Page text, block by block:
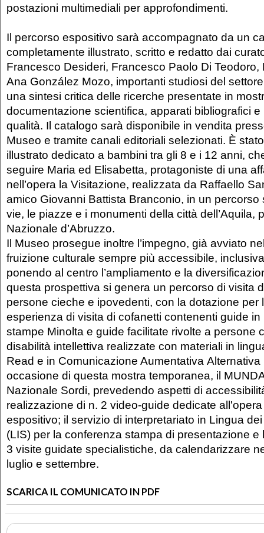
postazioni multimediali per approfondimenti.
Il percorso espositivo sarà accompagnato da un
completamente illustrato, scritto e redatto dai
Francesco Desideri, Francesco Paolo Di Teodoro,
Ana González Mozo, importanti studiosi del
una sintesi critica delle ricerche presentate in
documentazione scientifica, apparati bibliografici
qualità. Il catalogo sarà disponibile in vendita
Museo e tramite canali editoriali selezionati. È
illustrato dedicato a bambini tra gli 8 e i 12 anni,
seguire Maria ed Elisabetta, protagoniste di una
nell’opera la Visitazione, realizzata da Raffaello
amico Giovanni Battista Branconio, in un percorso
vie, le piazze e i monumenti della città dell’Aquila,
Nazionale d’Abruzzo.
Il Museo prosegue inoltre l’impegno, già avviato
fruizione culturale sempre più accessibile,
ponendo al centro l’ampliamento e la
questa prospettiva si genera un percorso di visita
persone cieche e ipovedenti, con la dotazione per
esperienza di visita di cofanetti contenenti guide in
stampe Minolta e guide facilitate rivolte a persone
disabilità intellettiva realizzate con materiali in
Read e in Comunicazione Aumentativa Alternativa
occasione di questa mostra temporanea, il
Nazionale Sordi, prevedendo aspetti di
realizzazione di n. 2 video-guide dedicate
espositivo; il servizio di interpretariato in Lingua
(LIS) per la conferenza stampa di presentazione
3 visite guidate specialistiche, da calendarizzare
luglio e settembre.
SCARICA IL COMUNICATO IN PDF